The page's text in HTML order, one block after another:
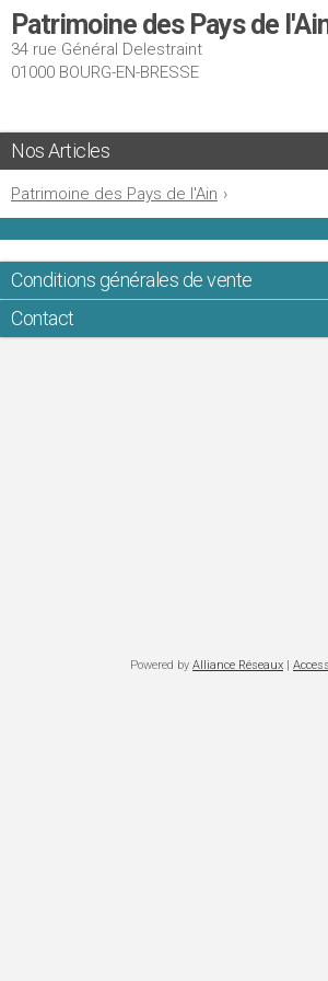
Patrimoine des Pays de
34 rue Général Delestraint
01000 BOURG-EN-BRESSE
Nos Articles
Patrimoine des Pays de l'Ain ›
Conditions générales de vente
Contact
Powered by Alliance Réseaux |